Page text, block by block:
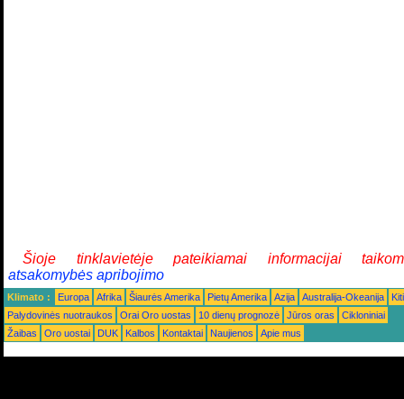
Šioje tinklavietėje pateikiamai informacijai
atsakomybės apribojimo
Klimato : Europa Afrika Šiaurės Amerika Pietų Amerika Azija Australija-Okeanija
Kiti
Palydovinės nuotraukos
Orai Oro uostas 10 dienų prognozė Jūros oras
Cikloniniai
Žaibas
Oro uostai DUK Kalbos Kontaktai Naujienos Apie mus